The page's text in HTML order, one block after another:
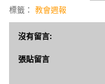
標籤： 教會週報
沒有留言:
張貼留言